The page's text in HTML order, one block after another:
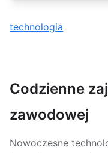
technologia
Codzienne
zawodowej
Nowoczesne